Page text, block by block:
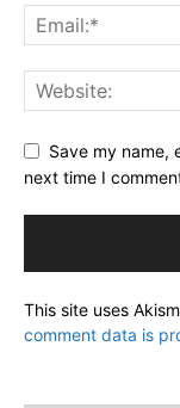
Save my name,
next time I
This site uses
comment data is